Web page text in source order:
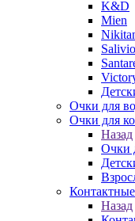
K&D
Mien
Salivio
Очки для
Очки для
Назад
Очки
Назад